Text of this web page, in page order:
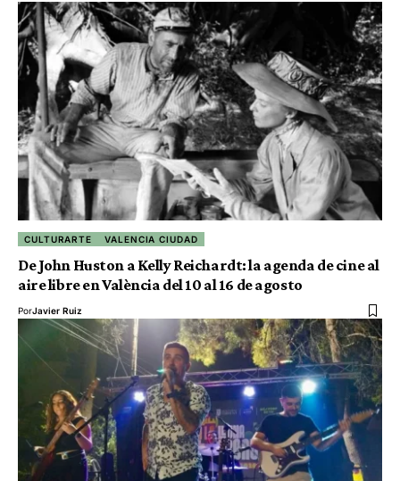
CULTURARTE VALENCIA CIUDAD
De John Huston a Kelly Reichardt: la agenda de cine al
aire libre en València del 10 al 16 de agosto
PorJavier Ruiz